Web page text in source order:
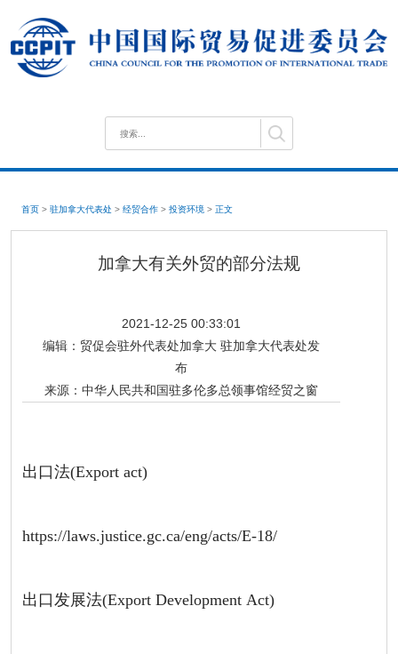
首页 > 驻加拿大代表处 > 经贸合作 > 投资环境 > 正文
加拿大有关外贸的部分法规
2021-12-25 00:33:01
编辑： 贸促会驻外代表处加拿大 驻加拿大代表处发
布
来源： 中华人民共和国驻多伦多总领事馆经贸之窗
出口法(Export act)
https://laws.justice.gc.ca/eng/acts/E-18/
出口发展法(Export Development Act)